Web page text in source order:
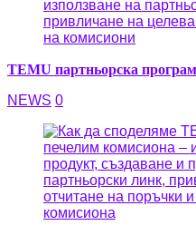
TEMU партньорска
NEWS 0